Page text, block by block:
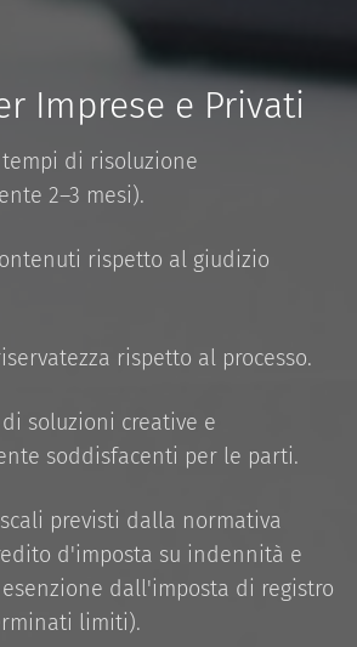
Imprese e Privati
di risoluzione
2–3 mesi).
rispetto al giudizio
rispetto al processo.
soluzioni creative e
soddisfacenti per le parti.
previsti dalla normativa
d'imposta su indennità e
dall'imposta di registro
limiti).